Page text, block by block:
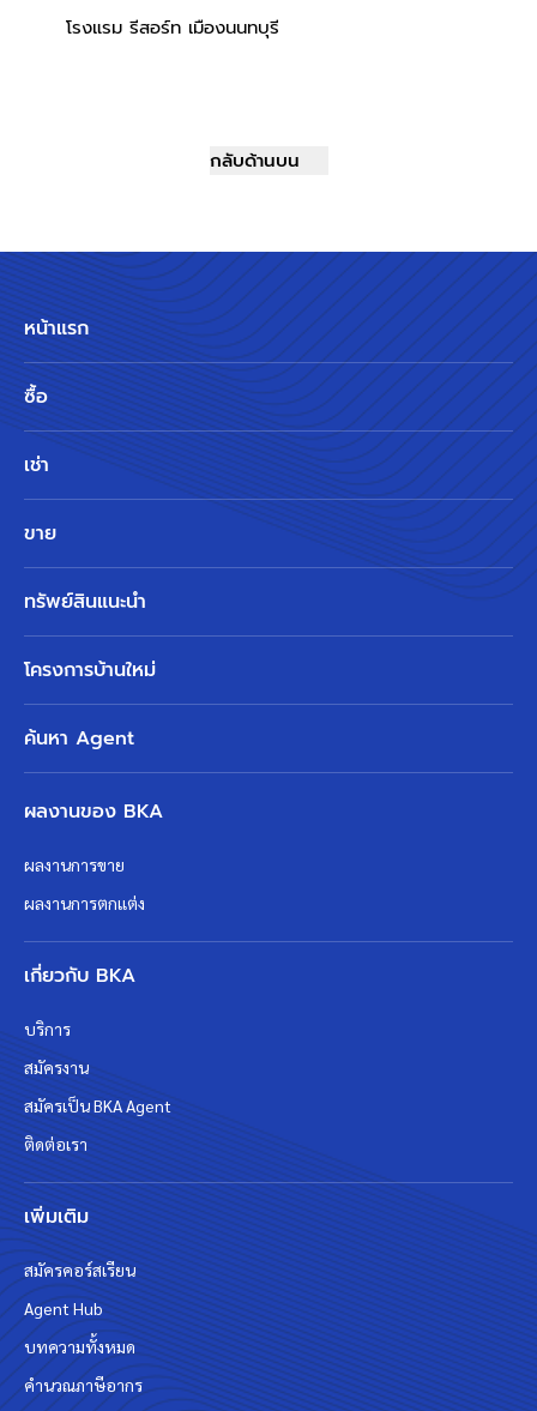
โรงแรม รีสอร์ท เมืองนนทบุรี
กลับด้านบน
หน้าแรก
ซื้อ
เช่า
ขาย
ทรัพย์สินแนะนำ
โครงการบ้านใหม่
ค้นหา Agent
ผลงานของ BKA
ผลงานการขาย
ผลงานการตกแต่ง
เกี่ยวกับ BKA
บริการ
สมัครงาน
สมัครเป็น BKA Agent
ติดต่อเรา
เพิ่มเติม
สมัครคอร์สเรียน
Agent Hub
บทความทั้งหมด
คำนวณภาษีอากร